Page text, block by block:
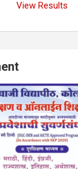
View Results